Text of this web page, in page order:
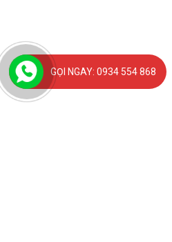
GỌI NGAY: 0934 554 868